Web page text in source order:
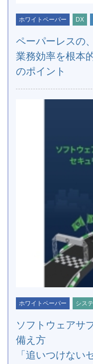
ホワイトペーパー DX
ペーパーレスの
業務効率を根本
のポイント
ホワイトペーパー シス
ソフトウェアサ
備え方
「追いつけない